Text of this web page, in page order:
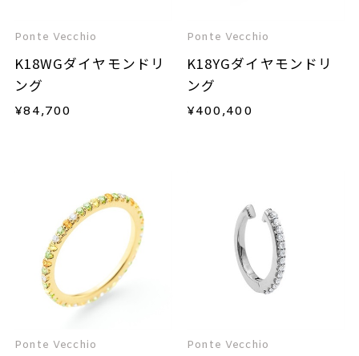
Ponte Vecchio
K18WGダイヤモンドリ
ング
¥84,700
Ponte Vecchio
K18YGダイヤモンドリ
ング
¥400,400
Ponte Vecchio Ponte Vecchio